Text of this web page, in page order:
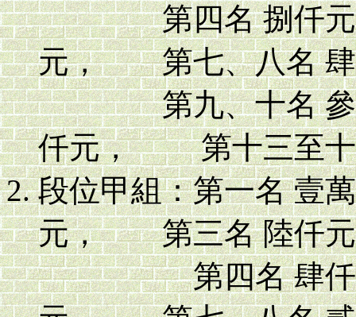
第四名 捌仟元
元， 第七、八名
第九、十名 參仟
仟元， 第十三至十
段位甲組：第一名
元， 第三名 陸仟
第四名 肆仟元